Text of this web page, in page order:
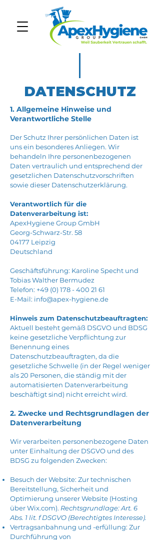
DATENSCHUTZ
1. Allgemeine Hinweise und
Verantwortliche Stelle
Der Schutz Ihrer persönlichen Daten ist
uns ein besonderes Anliegen. Wir
behandeln Ihre personenbezogenen
Daten vertraulich und entsprechend der
gesetzlichen Datenschutzvorschriften
sowie dieser Datenschutzerklärung.
Verantwortlich für die
Datenverarbeitung ist:
ApexHygiene Group GmbH
Georg-Schwarz-Str. 58
04177 Leipzig
Deutschland
Geschäftsführung: Karoline Specht und
Tobias Walther Bermudez
Telefon: +49 (0) 178 - 400 21 61
E-Mail: info@apex-hygiene.de
Hinweis zum Datenschutzbeauftragten:
Aktuell besteht gemäß DSGVO und BDSG
keine gesetzliche Verpflichtung zur
Benennung eines
Datenschutzbeauftragten, da die
gesetzliche Schwelle (in der Regel weniger
als 20 Personen, die ständig mit der
automatisierten Datenverarbeitung
beschäftigt sind) nicht erreicht wird.
2. Zwecke und Rechtsgrundlagen der
Datenverarbeitung
Wir verarbeiten personenbezogene Daten
unter Einhaltung der DSGVO und des
BDSG zu folgenden Zwecken:
Besuch der Website: Zur technischen
Bereitstellung, Sicherheit und
Optimierung unserer Website (Hosting
über Wix.com). Rechtsgrundlage: Art. 6
Abs. 1 lit. f DSGVO (Berechtigtes Interesse).
Vertragsanbahnung und -erfüllung: Zur
Durchführung von